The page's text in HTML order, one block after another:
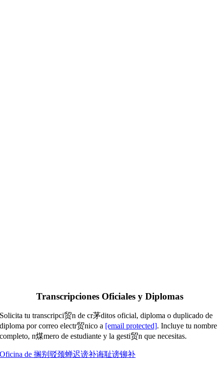
Transcripciones Oficiales y Diplomas
Solicita tu transcripci贸n de cr茅ditos oficial, diploma o duplicado de
diploma por correo electr贸nico a [email protected]. Incluye tu nombre
completo, n煤mero de estudiante y la gesti贸n que necesitas.
Oficina de 搁别驳颈蝉迟谤补诲耻谤铆补